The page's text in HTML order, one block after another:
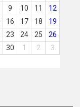
9 10 11
12
16 17 18
19
23 24 25
26
30 1 2 3